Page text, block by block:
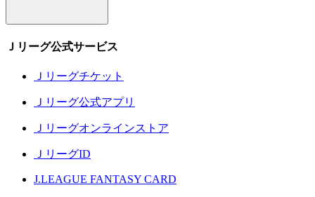
Ｊリーグ公式サービス
Ｊリーグチケット
Ｊリーグ公式アプリ
Ｊリーグオンラインストア
ＪリーグID
J.LEAGUE FANTASY CARD